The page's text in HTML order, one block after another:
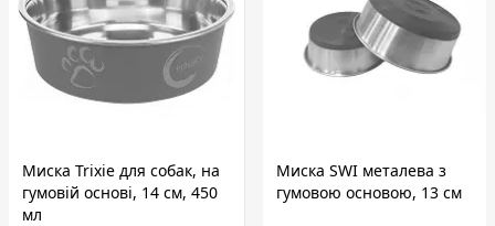
Миска Trixie для собак, на
гумовій основі, 14 см, 450
мл
Миска SWI металева з
гумовою основою, 13 см